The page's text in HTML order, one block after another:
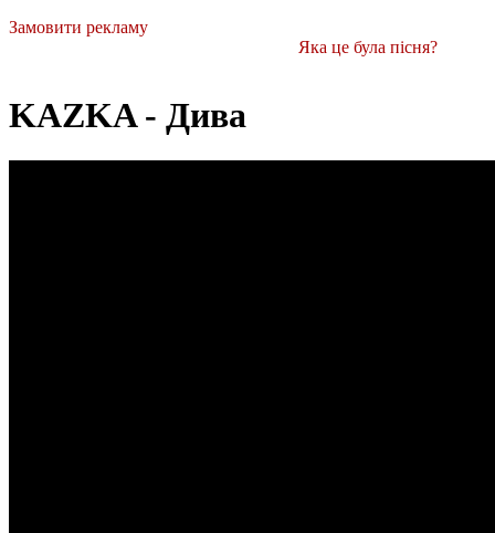
Замовити рекламу
Яка це була пісня?
KAZKA - Дива